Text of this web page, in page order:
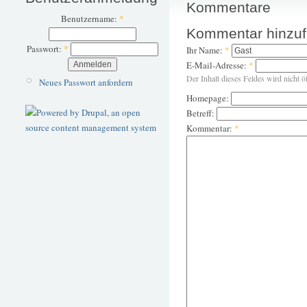
Benutzername: *
Passwort: *
Neues Passwort anfordern
Kommentare
Kommentar
Ihr Name: *
E-Mail-Adresse: *
Der Inhalt dieses Feldes wird nicht
Homepage:
Betreff:
Kommentar: *